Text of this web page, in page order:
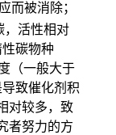
而被消除；
，活性相对
碳物种
（一般大于
致催化剂积
对较多，致
者努力的方